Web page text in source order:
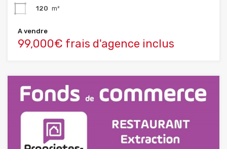
120 m²
A vendre
99,000€ frais d'agence inclus